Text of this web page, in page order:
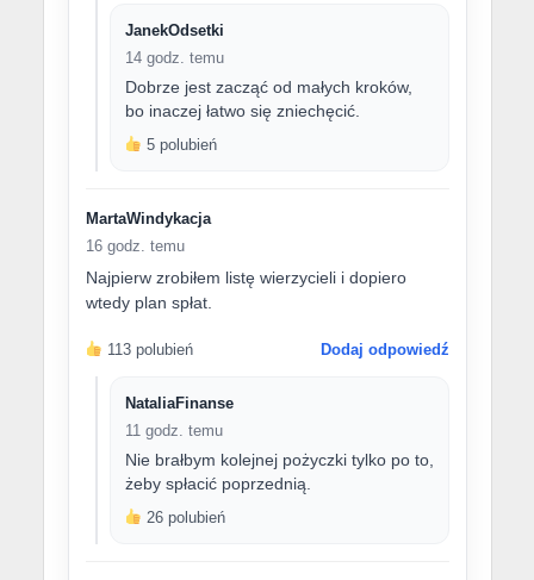
JanekOdsetki
14 godz. temu
Dobrze jest zacząć od małych kroków,
bo inaczej łatwo się zniechęcić.
5 polubień
MartaWindykacja
16 godz. temu
Najpierw zrobiłem listę wierzycieli i dopiero
wtedy plan spłat.
113 polubień Dodaj odpowiedź
NataliaFinanse
11 godz. temu
Nie brałbym kolejnej pożyczki tylko po to,
żeby spłacić poprzednią.
26 polubień